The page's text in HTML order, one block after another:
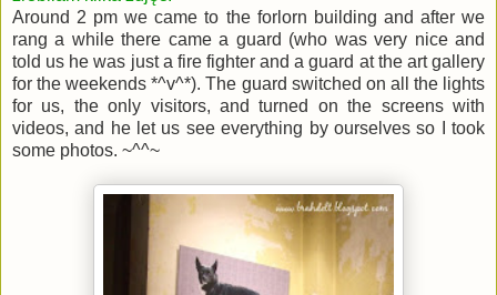
Around 2 pm we came to the forlorn building and after we
rang a while there came a guard (who was very nice and
told us he was just a fire fighter and a guard at the art gallery
for the weekends *^v^*). The guard switched on all the lights
for us, the only visitors, and turned on the screens with
videos, and he let us see everything by ourselves so I took
some photos. ~^^~